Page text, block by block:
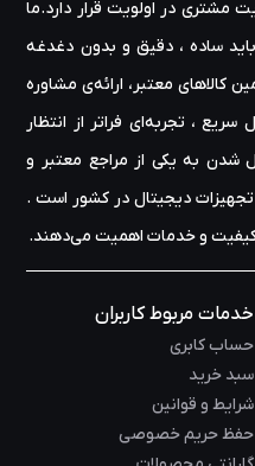
در اولویت قرار دارد.ما
باید ساده ، دقیق و بدون دغدغه
کالاهای معتبر، ارائه‌ی مشاوره‌
، تجربه‌ای فراتر از انتظار
شدن به یکی از مراجع معتبر و
تجهیزات دیجیتال در کشور است .
کیفیت و خدمات اهمیت می‌دهند.
خدمات مربوط کاربران
حساب کابری
سبد خرید
شرایط و قوانین
حفظ حریم خصوصی